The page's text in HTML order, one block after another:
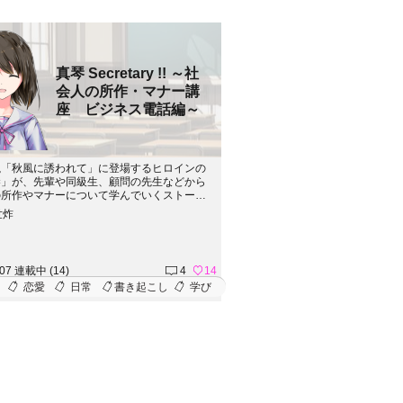
真琴 Secretary !! ～社
会人の所作・マナー講
座 ビジネス電話編～
秋風に誘われて」に登場するヒロインの
が、先輩や同級生、顧問の先生などから
作やマナーについて学んでいくストーリ
を目前に控えている高校生・大学生の皆
です。※このストーリーでは、実務技能
の内容がありましたら、コメント欄からリ
さい。また、検定協会から過去に出題さ
問題の掲載をご許可頂きました。各エピソ
炸
連載中 (14) 4
14
恋愛 日常 書き起こし 学び